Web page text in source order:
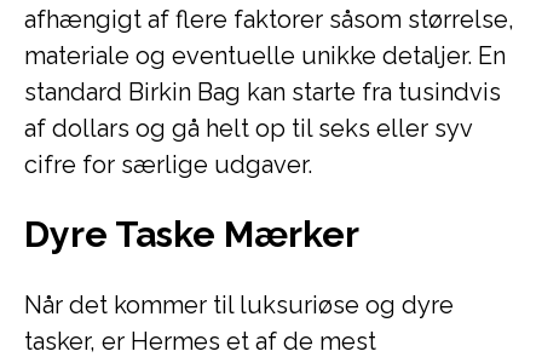
afhængigt af flere faktorer såsom størrelse,
materiale og eventuelle unikke detaljer. En
standard Birkin Bag kan starte fra tusindvis
af dollars og gå helt op til seks eller syv
cifre for særlige udgaver.
Dyre Taske Mærker
Når det kommer til luksuriøse og dyre
tasker, er Hermes et af de mest